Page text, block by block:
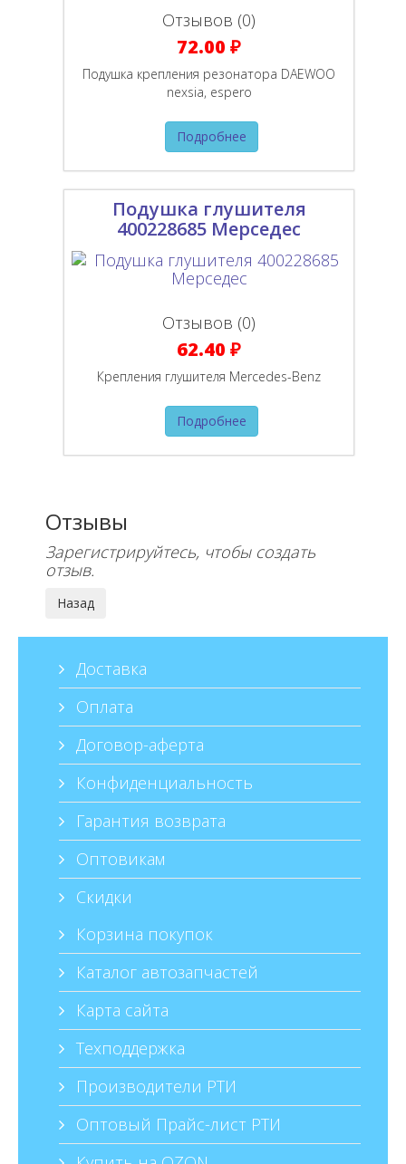
Отзывов (0)
72.00 ₽
Подушка крепления резонатора DAEWOO
nexsia, espero
Подробнее
Подушка глушителя
400228685 Мерседес
Отзывов (0)
62.40 ₽
Крепления глушителя Mercedes-Benz
Подробнее
Отзывы
Зарегистрируйтесь, чтобы создать
отзыв.
Доставка
Оплата
Договор-аферта
Конфиденциальность
Гарантия возврата
Оптовикам
Скидки
Корзина покупок
Каталог автозапчастей
Карта сайта
Техподдержка
Производители РТИ
Оптовый Прайс-лист РТИ